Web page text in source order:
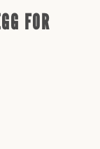
FOR